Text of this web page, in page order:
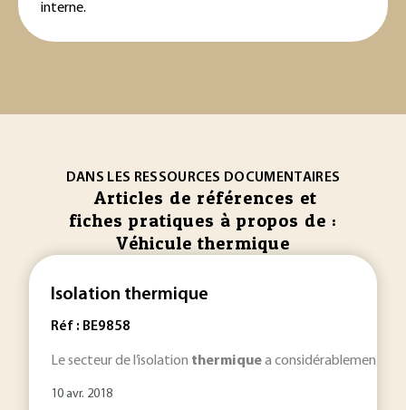
interne.
DANS LES RESSOURCES DOCUMENTAIRES
Articles de références et
fiches pratiques à propos de :
Véhicule thermique
Isolation thermique
Réf : BE9858
Le secteur de l’isolation thermiquea considérablement
10 avr. 2018